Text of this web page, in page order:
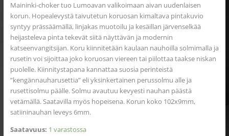
Maininki-choker tuo Lumoavan valikoimaan aivan uudenlaisen
korun. Hopealevystä taivutetun koruosan kimaltava pintakuvio
syntyy prässäämällä, linjakas muotoilu ja kesäillan järvenselkää
heijasteleva pinta tekevät siitä näyttävän ja modernin
katseenvangitsijan. Koru kiinnitetään kaulaan nauhoilla solmimalla ja
rusetin voi sijoittaa joko koruosan viereen tai piilottaa taakse niskan
puolelle. Kiinnitystapana kannattaa suosia perinteistä
”kengännauharusettia” eli yksinkertainen perussolmu alle ja
rusettisolmu päälle. Solmu avautuu kevyesti nauhan päästä
vetämällä. Saatavilla myös hopeisena. Korun koko 102x9mm,
satiininauhan leveys 6mm.
Saatavuus: 1 varastossa